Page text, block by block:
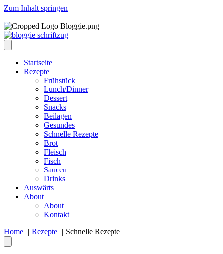
Zum Inhalt springen
Startseite
Rezepte
Frühstück
Lunch/Dinner
Dessert
Snacks
Beilagen
Gesundes
Schnelle Rezepte
Brot
Fleisch
Fisch
Saucen
Drinks
Auswärts
About
About
Kontakt
Home
Rezepte Schnelle Rezepte